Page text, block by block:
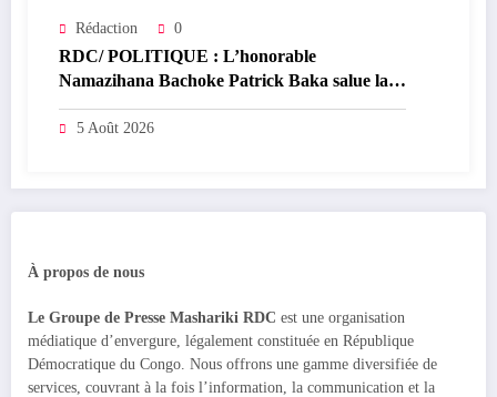
Rédaction 0
RDC/ POLITIQUE : L’honorable
Namazihana Bachoke Patrick Baka salue la
suspension de l’arrêté interministériel sur
l’économie numérique
5 Août 2026
À propos de nous
Le Groupe de Presse Mashariki RDC est une organisation
médiatique d’envergure, légalement constituée en République
Démocratique du Congo. Nous offrons une gamme diversifiée de
services, couvrant à la fois l’information, la communication et la